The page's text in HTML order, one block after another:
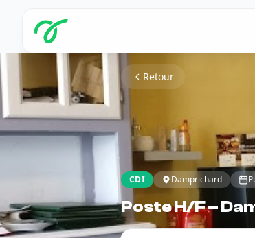
Retour
CDI Damprichard
Poste H/F –